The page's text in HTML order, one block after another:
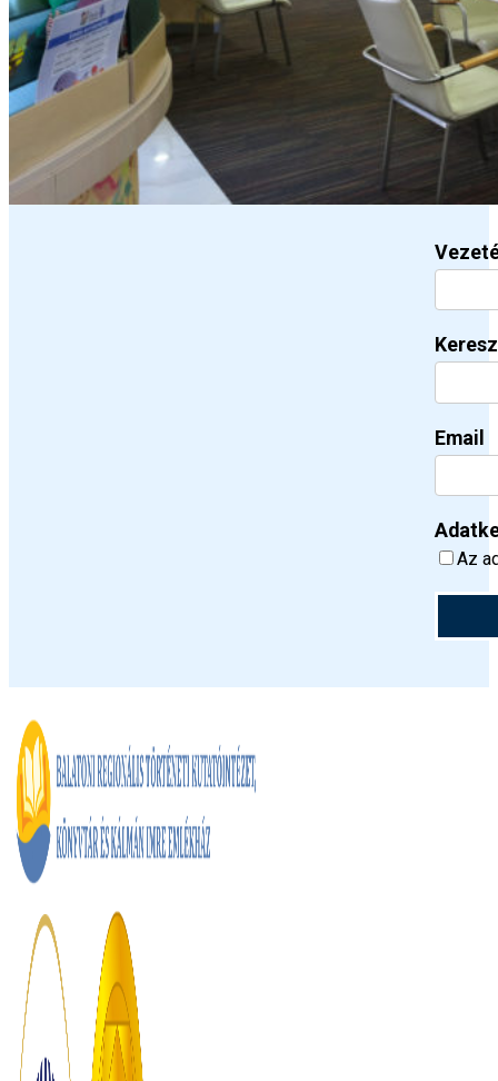
Email
Az